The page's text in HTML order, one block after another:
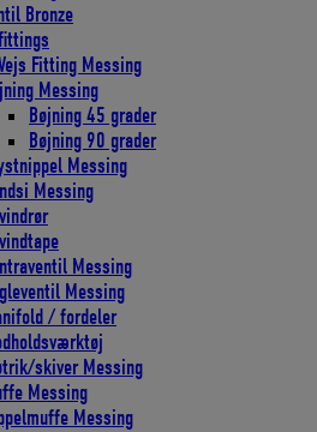
Bronze
Fitting Messing
Messing
Bøjning 45 grader
Bøjning 90 grader
Messing
Messing
Messing
Messing
/ fordeler
skiver Messing
Messing
Messing